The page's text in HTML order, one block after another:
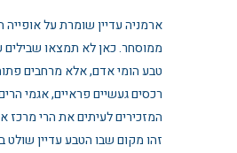
ארמניה עדיין שומרת על אופייה
ממוסחר. כאן לא תמצאו שבילים
טבע הומי אדם, אלא מרחבים
רכסים געשיים פראיים, אגמי
המזכירים לעיתים את הרי מרכז
זהו מקום שבו הטבע עדיין שולט